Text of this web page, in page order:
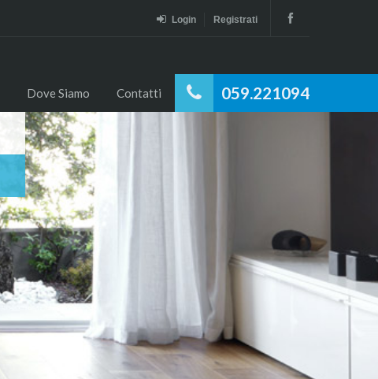
Login Registrati
059.221094
Dove Siamo Contatti